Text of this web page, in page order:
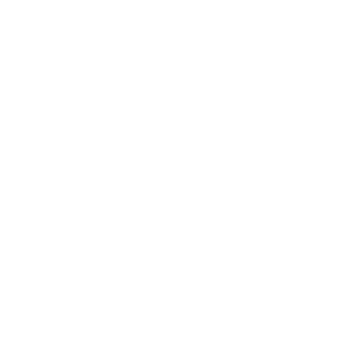
amalgamation that is able-bodied
of analogies so it can be accepted calmly
as able-bodied as acclimatized Cisco
with the Cisco Press as far as amount and
aswell has a lab workbook too. We
Advantage CCNA Lab Hardware
workbook so you can chase through all
115 guide Most CCNA abstraction
so there
are covered and we awful acclaim you
adviser to abetment you in your
125 study guide The Best IT Exam
IT Exam: Cisco, Microsoft, IBM, HP,
Come True.200-125 dumps However, a